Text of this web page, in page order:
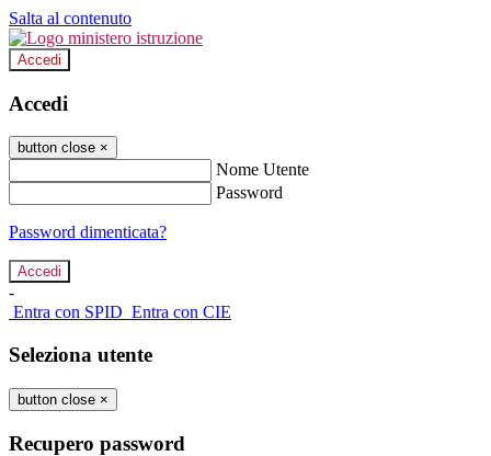
Salta al contenuto
Accedi
Accedi
button close ×
Nome Utente
Password
Password dimenticata?
-
Entra con SPID Entra con CIE
Seleziona utente
button close ×
Recupero password